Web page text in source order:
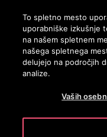
Pritisnite Enter, da
To spletno mesto
uporabniške izkušnje
na našem spletnem
našega spletnega
delujejo na področjih
analize.
Vaših